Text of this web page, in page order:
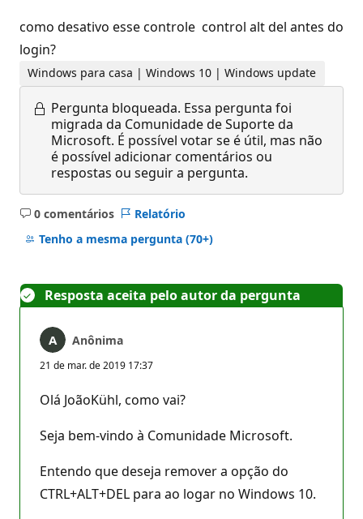
como desativo esse controle control alt del antes do
login?
Windows para casa | Windows 10 | Windows update
Pergunta bloqueada. Essa pergunta foi
migrada da Comunidade de Suporte da
Microsoft. É possível votar se é útil, mas não
é possível adicionar comentários ou
respostas ou seguir a pergunta.
0 comentários
Sem
comentários
Relatório
Tenho a mesma pergunta (70+)
Resposta aceita pelo autor da pergunta
Anônima
21 de mar. de 2019 17:37
Olá JoãoKühl, como vai?
Seja bem-vindo à Comunidade Microsoft.
Entendo que deseja remover a opção do
CTRL+ALT+DEL para ao logar no Windows 10.